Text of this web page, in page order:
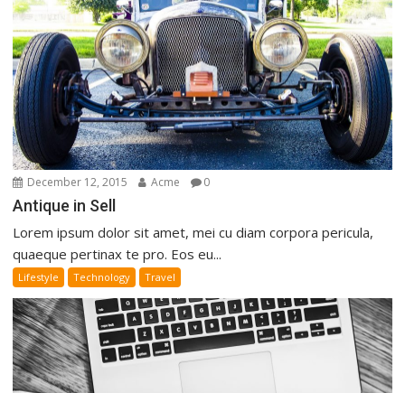
December 12, 2015 Acme 0
Antique in Sell
Lorem ipsum dolor sit amet, mei cu diam corpora pericula,
quaeque pertinax te pro. Eos eu...
Lifestyle Technology Travel